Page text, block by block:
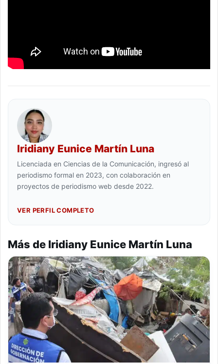
Iridiany Eunice Martín Luna
Licenciada en Ciencias de la Comunicación, ingresó al
periodismo formal en 2023, con colaboración en
proyectos de periodismo web desde 2022.
VER PERFIL COMPLETO
Más de Iridiany Eunice Martín Luna